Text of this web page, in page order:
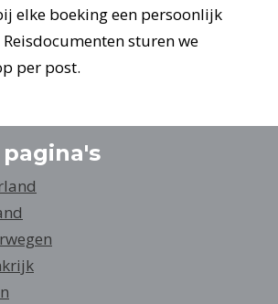
elke boeking een persoonlijk
sturen we
per post.